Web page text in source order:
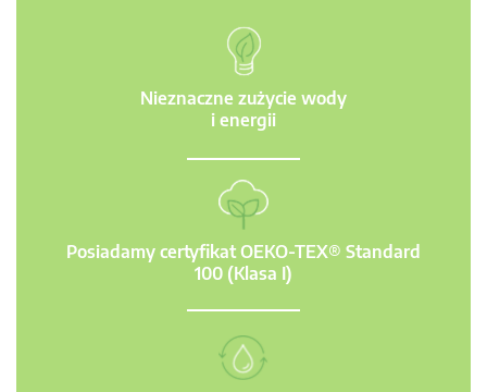
Nieznaczne zużycie wody
i energii
Posiadamy certyfikat OEKO-TEX® Standard
100 (Klasa I)